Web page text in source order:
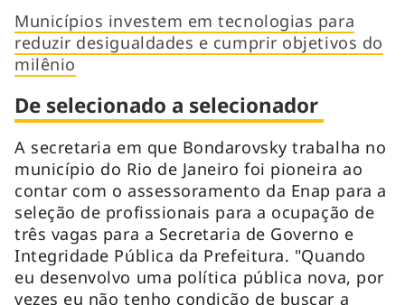
Municípios investem em tecnologias para
reduzir desigualdades e cumprir objetivos do
milênio
De selecionado a selecionador
A secretaria em que Bondarovsky trabalha no
município do Rio de Janeiro foi pioneira ao
contar com o assessoramento da Enap para a
seleção de profissionais para a ocupação de
três vagas para a Secretaria de Governo e
Integridade Pública da Prefeitura. "Quando
eu desenvolvo uma política pública nova, por
vezes eu não tenho condição de buscar a